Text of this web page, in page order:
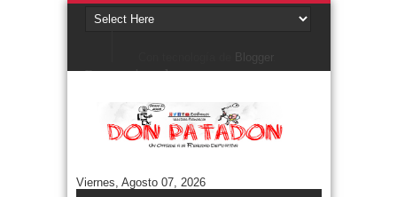
Blogger
Denunciar abuso
Cuentos/ Frases y más
CUENTOS DE FÚTBOL
Viernes, Agosto 07, 2026